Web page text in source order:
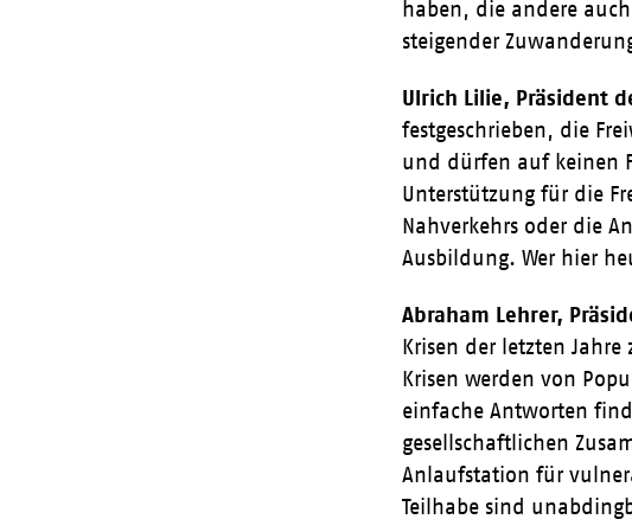
haben, die andere
steigender
Ulrich Lilie, Präsident
festgeschrieben, die
und dürfen auf keinen
Unterstützung für die
Nahverkehrs oder die
Ausbildung. Wer hier
Abraham Lehrer,
Krisen der letzten
Krisen werden von
einfache Antworten
gesellschaftlichen
Anlaufstation für
Teilhabe sind